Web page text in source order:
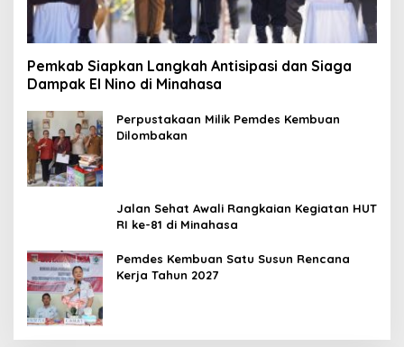
Pemkab Siapkan Langkah Antisipasi dan Siaga
Dampak El Nino di Minahasa
Perpustakaan Milik Pemdes Kembuan
Dilombakan
Jalan Sehat Awali Rangkaian Kegiatan HUT
RI ke-81 di Minahasa
Pemdes Kembuan Satu Susun Rencana
Kerja Tahun 2027